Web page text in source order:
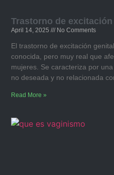
Trastorno de excitación
April 14, 2025 No Comments
El trastorno de excitación
conocida, pero muy real que
mujeres. Se caracteriza por
no deseada y no relacionada
Read More »